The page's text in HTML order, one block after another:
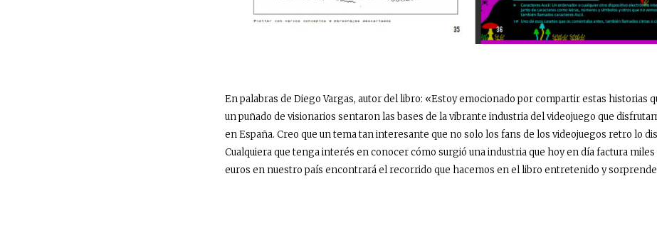
En palabras de Diego Vargas, autor del libro: «Estoy emocionado por compartir estas historias
un puñado de visionarios sentaron las bases de la vibrante industria del videojuego que
en España. Creo que un tema tan interesante que no solo los fans de los videojuegos retro lo
Cualquiera que tenga interés en conocer cómo surgió una industria que hoy en día factura
euros en nuestro país encontrará el recorrido que hacemos en el libro entretenido y